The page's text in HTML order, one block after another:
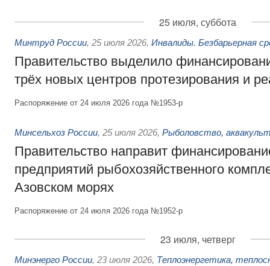
25 июля, суббота
Минтруд России, 25 июля 2026, Инвалиды. Безбарьерная
Правительство выделило
трёх новых центров протезирования и
Распоряжение от 24 июля 2026 года №1953-р
Минсельхоз России, 25 июля 2026, Рыболовство,
Правительство направит
предприятий рыбохозяйственного
Азовском морях
Распоряжение от 24 июля 2026 года №1952-р
23 июля, четверг
Минэнерго России, 23 июля 2026, Теплоэнергетика,